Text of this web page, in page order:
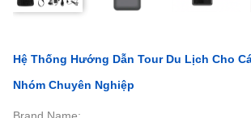
Hệ Thống Hướng Dẫn Tour Du Lịch Cho
Nhóm Chuyên Nghiệp